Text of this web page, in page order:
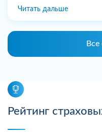
Читать дальше
Все
Рейтинг